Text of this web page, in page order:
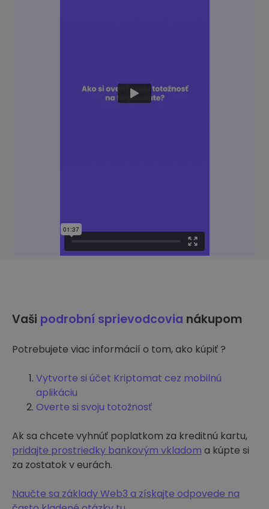
Vaši podrobní sprievodcovia nákupom
Potrebujete viac informácií o tom, ako kúpiť ?
Vytvorte si účet Kriptomat cez mobilnú
aplikáciu
Overte si svoju totožnosť
Ak sa chcete vyhnúť poplatkom za kreditnú kartu,
pridajte prostriedky bankovým vkladom a kúpte si
za zostatok v eurách.
Naučte sa základy Web3 a získajte odpovede na